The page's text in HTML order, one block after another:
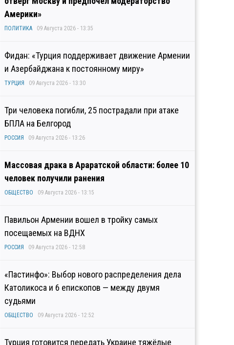
Америки»
ПОЛИТИКА 09 Августа 2026 - 13:35
Фидан: «Турция поддерживает движение Армении
и Азербайджана к постоянному миру»
ТУРЦИЯ 09 Августа 2026 - 13:30
Три человека погибли, 25 пострадали при атаке
БПЛА на Белгород
РОССИЯ 09 Августа 2026 - 13:26
Массовая драка в Араратской области: более 10
человек получили ранения
ОБЩЕСТВО 09 Августа 2026 - 13:15
Павильон Армении вошел в тройку самых
посещаемых на ВДНХ
РОССИЯ 09 Августа 2026 - 12:58
«Пастинфо»: Выбор нового распределения дела
Католикоса и 6 епископов — между двумя
судьями
ОБЩЕСТВО 09 Августа 2026 - 12:52
Турция готовится передать Украине тяжёлые